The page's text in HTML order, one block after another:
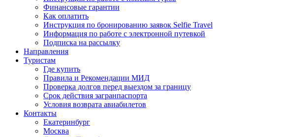
Финансовые гарантии
Как оплатить
Инструкция по бронированию заявок Selfie Travel
Информация по работе с электронной путевкой
Подписка на рассылку
Направления
Туристам
Где купить
Правила и Рекомендации МИД
Проверка долгов перед выездом за границу
Срок действия загранпаспорта
Условия возврата авиабилетов
Контакты
Екатеринбург
Москва